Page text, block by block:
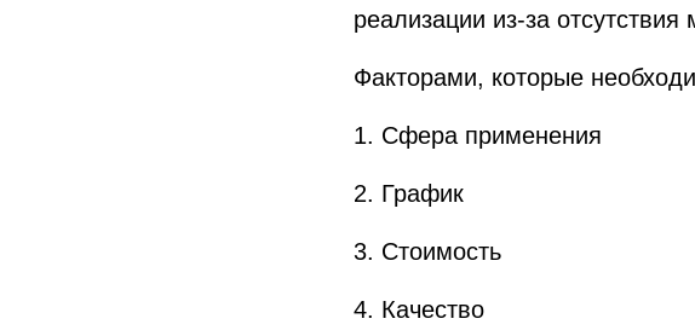
реализации из-за
Факторами, которые
1. Сфера применения
2. График
3. Стоимость
4. Качество